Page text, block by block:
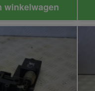
winkelwagen